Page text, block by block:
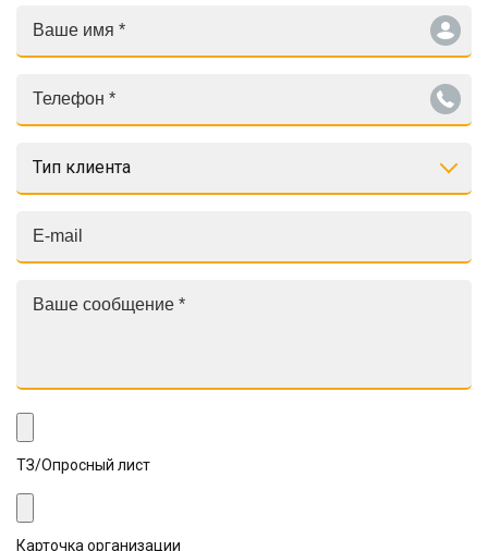
Тип клиента
ТЗ/Опросный лист
Карточка организации